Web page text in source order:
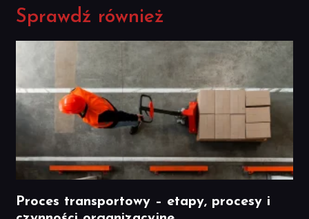
Sprawdź również
Proces transportowy – etapy, procesy i